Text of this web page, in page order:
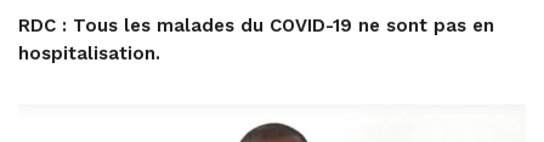
RDC : Tous les malades du COVID-19 ne sont pas en
hospitalisation.